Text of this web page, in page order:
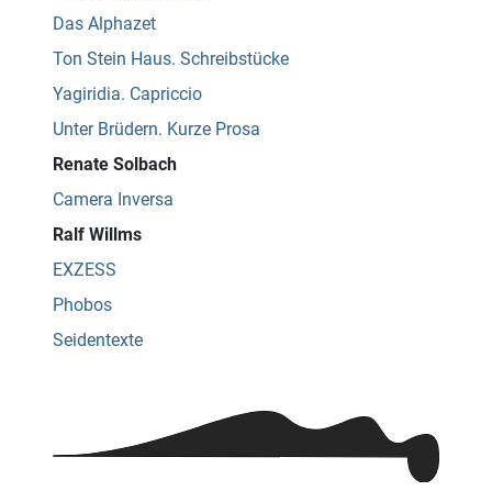
Das Alphazet
Ton Stein Haus. Schreibstücke
Yagiridia. Capriccio
Unter Brüdern. Kurze Prosa
Renate Solbach
Camera Inversa
Ralf Willms
EXZESS
Phobos
Seidentexte